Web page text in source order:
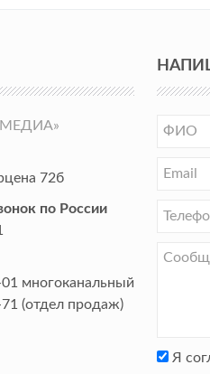
72б
по России
многоканальный
(отдел продаж)
Я